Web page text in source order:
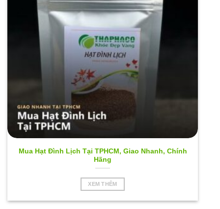
Mua Hạt Đình Lịch Tại TPHCM, Giao Nhanh, Chính
Hãng
XEM THÊM